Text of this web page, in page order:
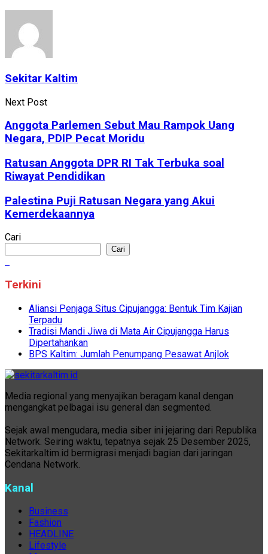
Sekitar Kaltim
Next Post
Anggota Parlemen Sebut Mau Rampok Uang
Negara, PDIP Pecat Moridu
Ratusan Anggota DPR RI Tak Terbuka soal
Riwayat Pendidikan
Palestina Puji Ratusan Negara yang Akui
Kemerdekaannya
Cari
Cari
Terkini
Aliansi Penjaga Situs Cipujangga: Bentuk Tim Kajian
Terpadu
Tradisi Mandi Jiwa di Mata Air Cipujangga Harus
Dipertahankan
BPS Kaltim: Jumlah Penumpang Pesawat Anjlok
Media regional yang menyajikan beragam kanal dengan
mengangkat pelbagai isu general dan segmented.
Sejak awal mengudara, media siber ini jejaring dari Republika
Network. Seiring waktu, tepatnya sejak 25 Desember 2025,
Sekitarkaltim.id bermigrasi menjadi bagian dari jaringan
Cendana Network.
Kanal
Business
Fashion
HEADLINE
Lifestyle